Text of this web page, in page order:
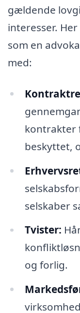
gældende
interesser.
som en
med:
kontrakter
beskyttet,
selskaber
Tvister:
og forlig.